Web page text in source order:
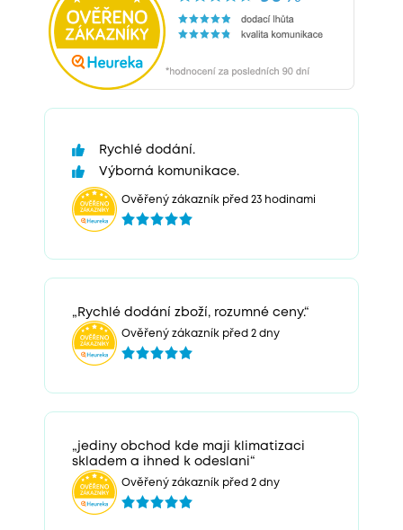
Rychlé dodání.
Výborná komunikace.
Ověřený zákazník před 23 hodinami
„Rychlé dodání zboží, rozumné ceny.“
Ověřený zákazník před 2 dny
„jediny obchod kde maji klimatizaci
skladem a ihned k odeslani“
Ověřený zákazník před 2 dny